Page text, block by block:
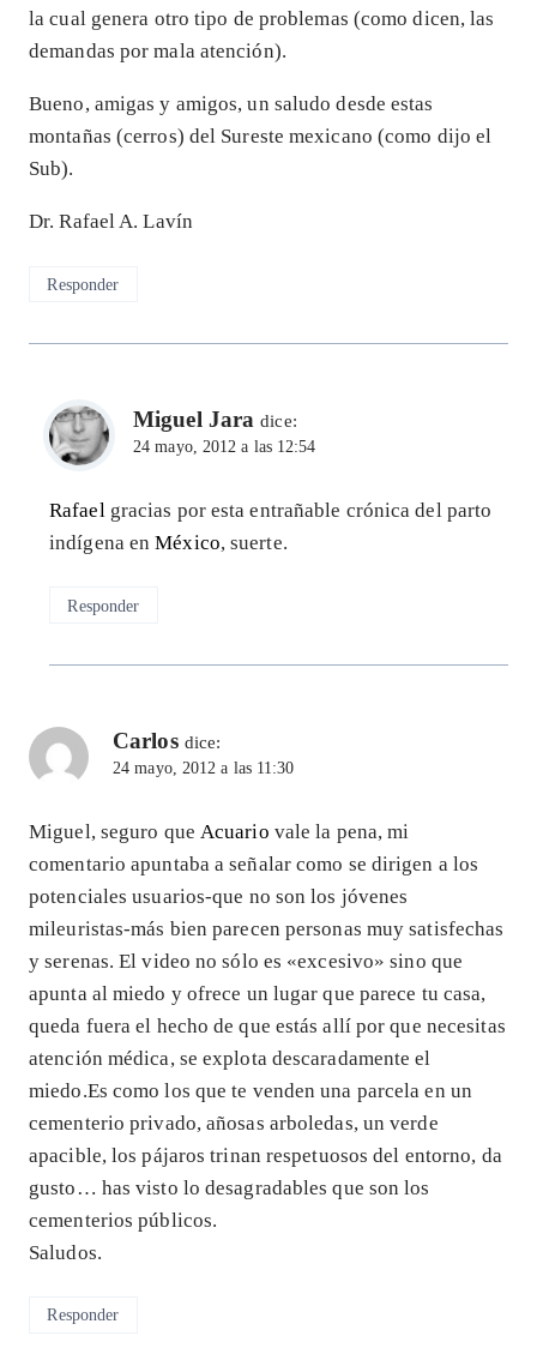
la cual genera otro tipo de problemas (como dicen, las
demandas por mala atención).
Bueno, amigas y amigos, un saludo desde estas
montañas (cerros) del Sureste mexicano (como dijo el
Sub).
Dr. Rafael A. Lavín
Responder
Miguel Jara dice:
24 mayo, 2012 a las 12:54
Rafael gracias por esta entrañable crónica del parto
indígena enMéxico, suerte.
Responder
Carlos dice:
24 mayo, 2012 a las 11:30
Miguel, seguro que Acuario vale la pena, mi
comentario apuntaba a señalar como se dirigen a los
potenciales usuarios-que no son los jóvenes
mileuristas-más bien parecen personas muy satisfechas
y serenas. El video no sólo es «excesivo» sino que
apunta al miedo y ofrece un lugar que parece tu casa,
queda fuera el hecho de que estás allí por que necesitas
atención médica, se explota descaradamente el
miedo.Es como los que te venden una parcela en un
cementerio privado, añosas arboledas, un verde
apacible, los pájaros trinan respetuosos del entorno, da
gusto… has visto lo desagradables que son los
cementerios públicos.
Saludos.
Responder